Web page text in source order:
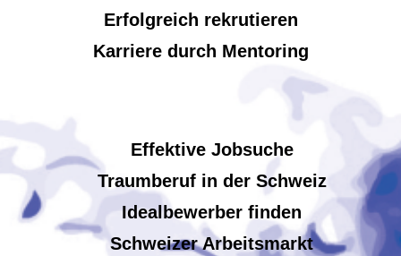
Erfolgreich rekrutieren
Karriere durch Mentoring
Effektive Jobsuche
Traumberuf in der Schweiz
Idealbewerber finden
Schweizer Arbeitsmarkt